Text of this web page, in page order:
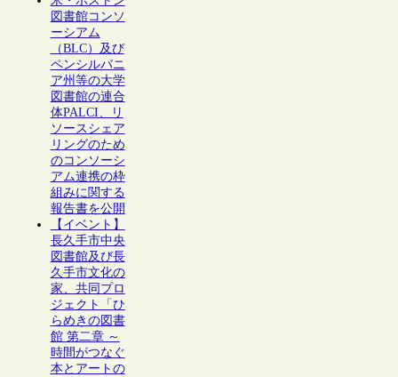
図書館コンソ
ーシアム
（BLC）及び
ペンシルバニ
ア州等の大学
図書館の連合
体PALCI、リ
ソースシェア
リングのため
のコンソーシ
アム連携の枠
組みに関する
報告書を公開
【イベント】
長久手市中央
図書館及び長
久手市文化の
家、共同プロ
ジェクト「ひ
らめきの図書
館 第二章 ～
時間がつなぐ
本とアートの